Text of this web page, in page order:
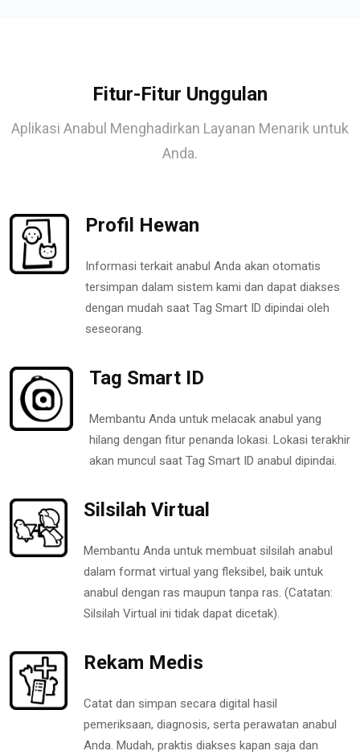
Fitur-Fitur Unggulan
Aplikasi Anabul Menghadirkan Layanan Menarik untuk
Anda.
Profil Hewan
Informasi terkait anabul Anda akan otomatis
tersimpan dalam sistem kami dan dapat diakses
dengan mudah saat Tag Smart ID dipindai oleh
seseorang.
Tag Smart ID
Membantu Anda untuk melacak anabul yang
hilang dengan fitur penanda lokasi. Lokasi terakhir
akan muncul saat Tag Smart ID anabul dipindai.
Silsilah Virtual
Membantu Anda untuk membuat silsilah anabul
dalam format virtual yang fleksibel, baik untuk
anabul dengan ras maupun tanpa ras. (Catatan:
Silsilah Virtual ini tidak dapat dicetak).
Rekam Medis
Catat dan simpan secara digital hasil
pemeriksaan, diagnosis, serta perawatan anabul
Anda. Mudah, praktis diakses kapan saja dan